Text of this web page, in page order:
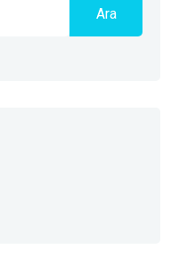
Ara